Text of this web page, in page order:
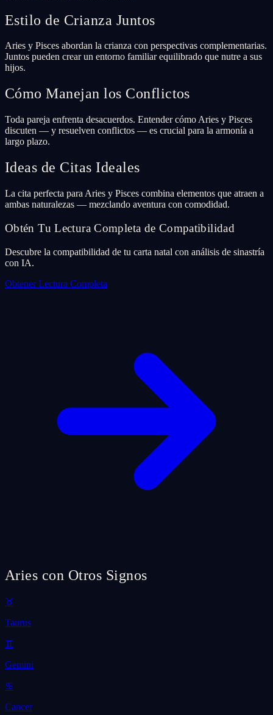
Estilo de Crianza Juntos
Aries y Pisces abordan la crianza con perspectivas complementarias.
Juntos pueden crear un entorno familiar equilibrado que nutre a sus
hijos.
Cómo Manejan los Conflictos
Toda pareja enfrenta desacuerdos. Entender cómo Aries y Pisces
discuten — y resuelven conflictos — es crucial para la armonía a
largo plazo.
Ideas de Citas Ideales
La cita perfecta para Aries y Pisces combina elementos que atraen a
ambas naturalezas — mezclando aventura con comodidad.
Obtén Tu Lectura Completa de Compatibilidad
Descubre la compatibilidad de tu carta natal con análisis de sinastría
con IA.
Obtener Lectura Completa
Aries con Otros Signos
♉
Taurus
♊
Gemini
♋
Cancer